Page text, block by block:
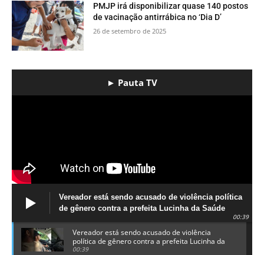
PMJP irá disponibilizar quase 140 postos
de vacinação antirrábica no ‘Dia D’
26 de setembro de 2025
► Pauta TV
Vereador está sendo acusado de violência política
de gênero contra a prefeita Lucinha da Saúde
00:39
Vereador está sendo acusado de violência
política de gênero contra a prefeita Lucinha da
Saúde
00:39